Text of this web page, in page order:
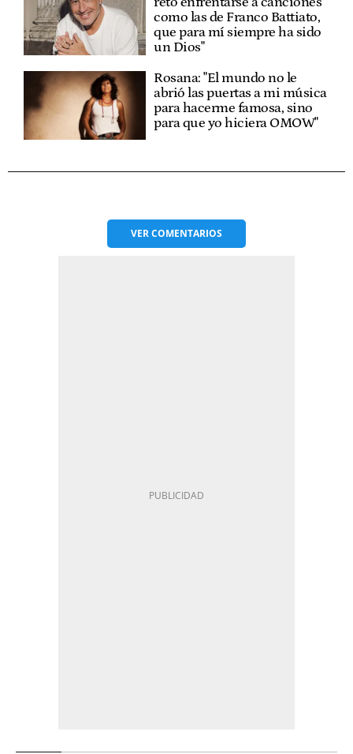
como las de Franco Battiato,
que para mí siempre ha sido
un Dios"
Rosana: "El mundo no le
abrió las puertas a mi música
para hacerme famosa, sino
para que yo hiciera OMOW"
VERCOMENTARIOS